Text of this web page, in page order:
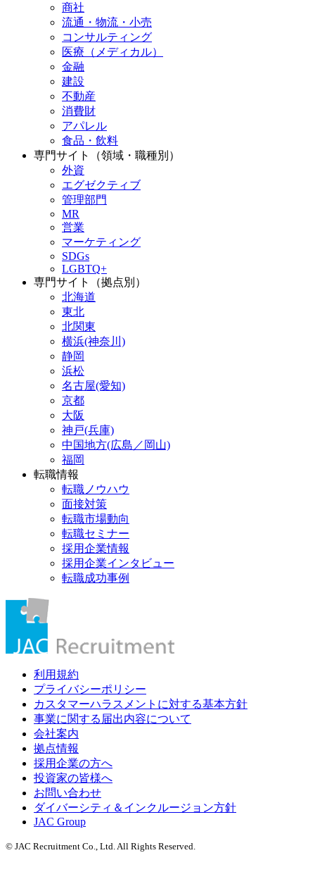
商社
流通・物流・小売
コンサルティング
医療（メディカル）
金融
建設
不動産
消費財
アパレル
食品・飲料
専門サイト（領域・職種別）
外資
エグゼクティブ
管理部門
MR
営業
マーケティング
SDGs
LGBTQ+
専門サイト（拠点別）
北海道
東北
北関東
横浜(神奈川)
静岡
浜松
名古屋(愛知)
京都
大阪
神戸(兵庫)
中国地方(広島／岡山)
福岡
転職情報
転職ノウハウ
面接対策
転職市場動向
転職セミナー
採用企業情報
採用企業インタビュー
転職成功事例
利用規約
プライバシーポリシー
カスタマーハラスメントに対する基本方針
事業に関する届出内容について
会社案内
拠点情報
採用企業の方へ
投資家の皆様へ
お問い合わせ
ダイバーシティ＆インクルージョン方針
JAC Group
© JAC Recruitment Co., Ltd. All Rights Reserved.